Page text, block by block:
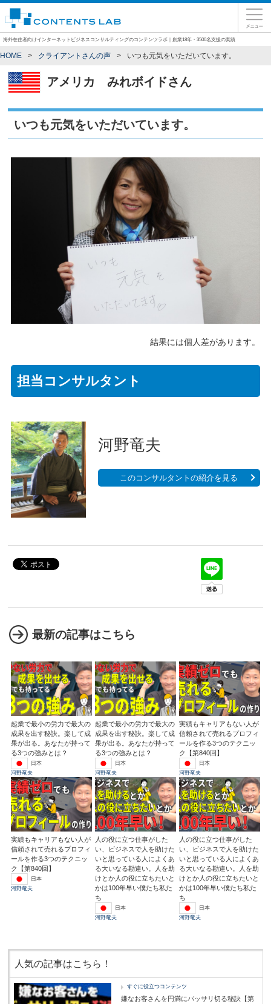
海外在住者向けインターネットビジネスコンサルティングのコンテンツラボ｜創業18年・3500名支援の実績
HOME クライアントさんの声 いつも元気をいただいています。
アメリカ みれボイドさん
いつも元気をいただいています。
結果には個人差があります。
担当コンサルタント
河野竜夫
このコンサルタントの紹介を見る
最新の記事はこちら
起業で最小の労力で最大の
成果を出す秘訣。楽して成
果が出る。あなたが持って
る3つの強みとは？
日本
河野竜夫
起業で最小の労力で最大の
成果を出す秘訣。楽して成
果が出る。あなたが持って
る3つの強みとは？
日本
河野竜夫
実績もキャリアもない人が
信頼されて売れるプロフィ
ールを作る3つのテクニッ
ク【第840回】
日本
河野竜夫
実績もキャリアもない人が
信頼されて売れるプロフィ
ールを作る3つのテクニッ
ク【第840回】
日本
河野竜夫
人の役に立つ仕事がした
い、ビジネスで人を助けた
いと思っている人によくあ
る大いなる勘違い。人を助
けとか人の役に立ちたいと
かは100年早い僕たち私た
ち
日本
河野竜夫
人の役に立つ仕事がした
い、ビジネスで人を助けた
いと思っている人によくあ
る大いなる勘違い。人を助
けとか人の役に立ちたいと
かは100年早い僕たち私た
ち
日本
河野竜夫
人気の記事はこちら！
すぐに役立つコンテンツ
嫌なお客さんを円満にバッサリ切る秘訣【第